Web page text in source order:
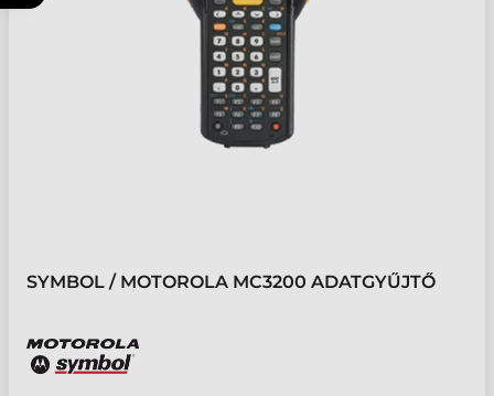
SYMBOL / MOTOROLA MC3200 ADATGYŰJTŐ